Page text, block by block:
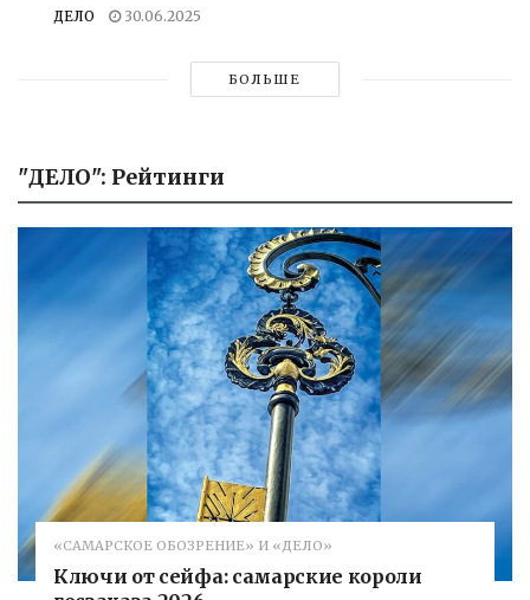
ДЕЛО 30.06.2025
БОЛЬШЕ
"ДЕЛО": Рейтинги
«САМАРСКОЕ ОБОЗРЕНИЕ» И «ДЕЛО»
Ключи от сейфа: самарские короли